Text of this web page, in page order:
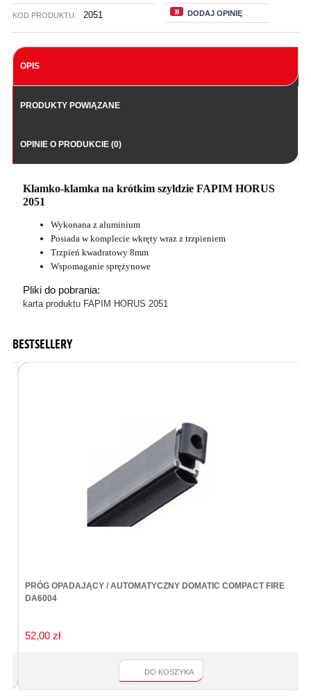
KOD PRODUKTU: 2051 DODAJ OPINIĘ
OPIS
PRODUKTY POWIĄZANE
OPINIE O PRODUKCIE (0)
Klamko-klamka na krótkim szyldzie FAPIM HORUS
2051
Wykonana z aluminium
Posiada w komplecie wkręty wraz z trzpieniem
Trzpień kwadratowy 8mm
Wspomaganie sprężynowe
Pliki do pobrania:
karta produktu FAPIM HORUS 2051
BESTSELLERY
PRÓG OPADAJĄCY / AUTOMATYCZNY DOMATIC COMPACT FIRE
DA6004
52,00 zł
DO KOSZYKA